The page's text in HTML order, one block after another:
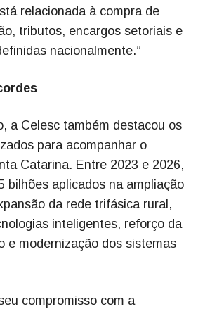
relacionada à compra de
tributos, encargos setoriais e
nacionalmente.”
a Celesc também destacou os
para acompanhar o
Catarina. Entre 2023 e 2026,
bilhões aplicados na ampliação
da rede trifásica rural,
inteligentes, reforço da
e modernização dos sistemas
compromisso com a